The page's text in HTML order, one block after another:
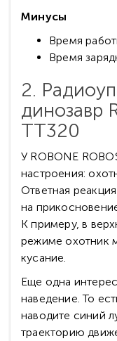
Минусы
Время
Время
2.
динозавр
TT320
У ROBONE
настроения:
Ответная
на
К примеру, в
режиме охотник
кусание.
Еще одна
наведение. То
наводите синий
траекторию